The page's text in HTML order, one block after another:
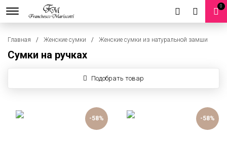
0
Главная Женские сумки Женские сумки из натуральной замши
Сумки на ручках
Подобрать товар
-58% -58%